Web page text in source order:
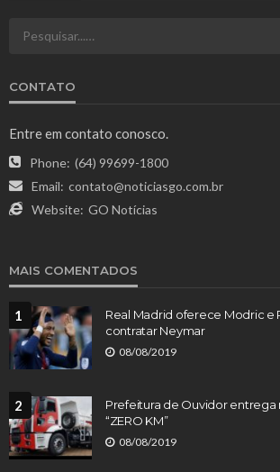
CONTATO
Entre em contato conosco.
Phone: (64) 99699-1800
Email: contato@noticiasgo.com.br
Website: GO Notícias
MAIS COMENTADOS
1
Real Madrid oferece Modric e
contratar Neymar
08/08/2019
2
Prefeitura de Ouvidor entrega
“ZERO KM”
08/08/2019